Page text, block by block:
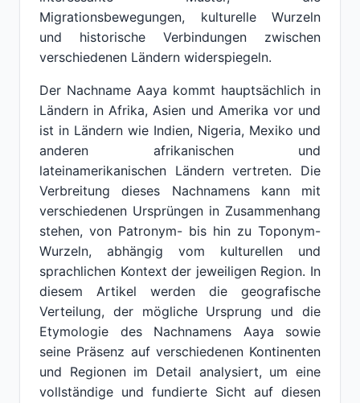
Migrationsbewegungen, kulturelle Wurzeln
und historische Verbindungen zwischen
verschiedenen Ländern widerspiegeln.
Der Nachname Aaya kommt hauptsächlich in
Ländern in Afrika, Asien und Amerika vor und
ist in Ländern wie Indien, Nigeria, Mexiko und
anderen afrikanischen und
lateinamerikanischen Ländern vertreten. Die
Verbreitung dieses Nachnamens kann mit
verschiedenen Ursprüngen in Zusammenhang
stehen, von Patronym- bis hin zu Toponym-
Wurzeln, abhängig vom kulturellen und
sprachlichen Kontext der jeweiligen Region. In
diesem Artikel werden die geografische
Verteilung, der mögliche Ursprung und die
Etymologie des Nachnamens Aaya sowie
seine Präsenz auf verschiedenen Kontinenten
und Regionen im Detail analysiert, um eine
vollständige und fundierte Sicht auf diesen